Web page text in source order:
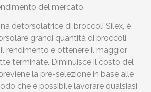
del mercato.
detorsolatrice di broccoli Silex, è
grandi quantità di broccoli,
rendimento e ottenere il maggior
terminate. Diminuisce il costo del
la pre-selezione in base alle
che è possibile lavorare qualsiasi